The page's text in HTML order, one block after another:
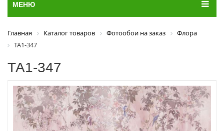
МЕНЮ
Главная Каталог товаров Фотообои на заказ
Флора
ТА1-347
ТА1-347